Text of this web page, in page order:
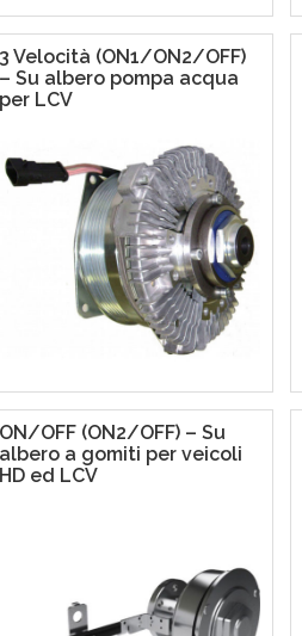
3 Velocità (ON1/ON2/OFF)
– Su albero pompa acqua
per LCV
ON/OFF (ON2/OFF) – Su
albero a gomiti per veicoli
HD ed LCV